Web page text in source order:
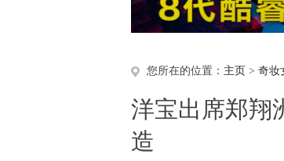
您所在的位置： 主页 > 奇妆
洋宝出席郑翔
造